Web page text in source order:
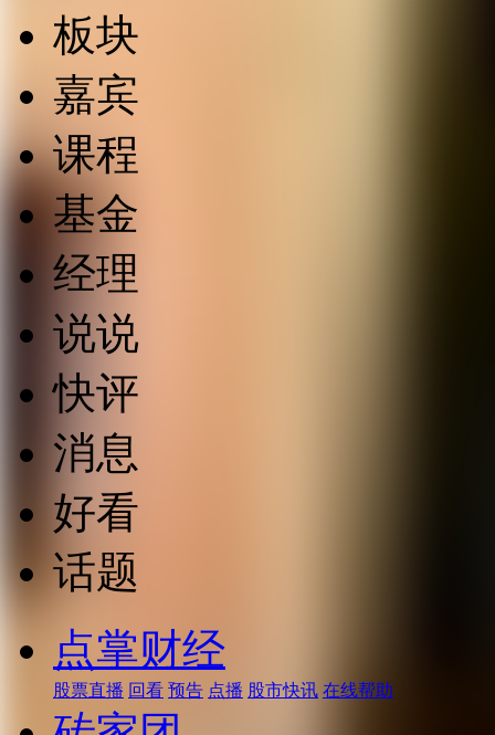
板块
嘉宾
课程
基金
经理
说说
快评
消息
好看
话题
点掌财经
股票直播 回看 预告 点播 股市快讯 在线帮助